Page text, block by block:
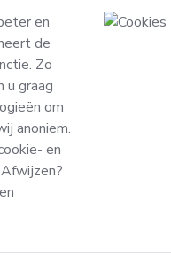
stomen of
een waszak
die wij al
en
de
Zo
graag
om
anoniem.
en